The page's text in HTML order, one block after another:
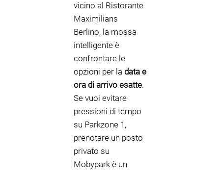
vicino al Ristorante
Maximilians
Berlino, la mossa
intelligente è
confrontare le
opzioni per la data e
ora di arrivo esatte.
Se vuoi evitare
pressioni di tempo
su Parkzone 1,
prenotare un posto
privato su
Mobypark è un